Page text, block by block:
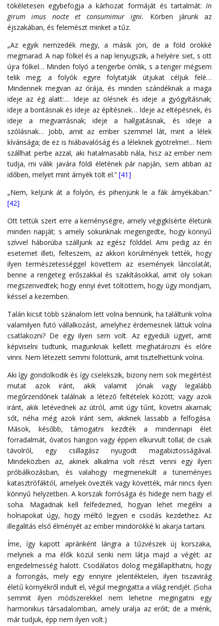
tökéletesen egybefogja a kárhozat formáját és tartalmát: In
girum imus nocte et consumimur igni.
Körben járunk az
éjszakában, és felemészt minket a tűz.
„Az egyik nemzedék megy, a másik jön, de a föld örökké
megmarad. A nap fölkel és a nap lenyugszik, a helyére siet, s ott
újra fölkel… Minden folyó a tengerbe ömlik, s a tenger mégsem
telik meg; a folyók egyre folytatják útjukat céljuk felé…
Mindennek megvan az órája, és minden szándéknak a maga
ideje az ég alatt:… Ideje az ölésnek és ideje a gyógyításnak;
ideje a bontásnak és ideje az építésnek… Ideje az eltépésnek, és
ideje a megvarrásnak; ideje a hallgatásnak, és ideje a
szólásnak… Jobb, amit az ember szemmel lát, mint a lélek
kívánsága; de ez is hiábavalóság és a léleknek gyötrelme!… Nem
szállhat perbe azzal, aki hatalmasabb nála, hisz az ember nem
tudja, mi válik javára földi életének pár napján, sem abban az
időben, melyet mint árnyék tölt el.” [41]
„Nem, keljünk át a folyón, és pihenjünk le a fák árnyékában.”
[42]
Ott tettük szert erre a keménységre, amely végigkísérte életünk
minden napját; s amely sokunknak megengedte, hogy könnyű
szívvel háborúba szálljunk az egész földdel. Ami pedig az én
esetemet illeti, felteszem, az akkori körülmények tették, hogy
ilyen természetességgel követtem az események láncolatát,
benne a rengeteg erőszakkal és szakításokkal, amit oly sokan
megszenvedtek; hogy ennyi évet töltöttem, hogy úgy mondjam,
késsel a kezemben.
Talán kicsit több szánalom lett volna bennünk, ha találtunk volna
valamilyen futó vállalkozást, amelyhez érdemesnek láttuk volna
csatlakozni? De egy ilyen sem volt. Az egyedüli ügyet, amit
képviselni tudtunk, magunknak kellett meghatározni és előre
vinni. Nem létezett semmi fölöttünk, amit tisztelhettünk volna.
Aki így gondolkodik és így cselekszik, bizony nem sok megértést
mutat azok iránt, akik valamit jónak vagy legalább
megőrzendőnek találnak a létező feltételek között; vagy azok
iránt, akik letévednek az útról, amit úgy tűnt, követni akarnak;
sőt, néha még azok iránt sem, akiknek lassabb a felfogása.
Mások, később, támogatni kezdték a mindennapi élet
forradalmát, óvatos hangon vagy éppen elkurvult tollal; de csak
távolról, egy csillagász nyugodt magabiztosságával.
Mindeközben az, akinek alkalma volt részt venni egy ilyen
próbálkozásban, és valahogy megmenekült a tüneményes
katasztrófáktól, amelyek övezték vagy követték, már nincs ilyen
könnyű helyzetben. A korszak forrósága és hidege nem hagy el
soha. Magadnak kell felfedezned, hogyan lehet megélni a
holnapokat úgy, hogy méltó legyen e csodás kezdethez. Az
illegalitás első élményét az ember mindörökké ki akarja tartani.
Íme, így kapott apránként lángra a tűzvészek új korszaka,
melynek a ma élők közül senki nem látja majd a végét: az
engedelmesség halott. Csodálatos dolog megállapíthatni, hogy
a forrongás, mely egy ennyire jelentéktelen, ilyen tiszavirág
életű környékről indult el, végül megingatta a világ rendjét. (Soha
semmit ilyen módszerekkel nem lehetne megingatni egy
harmonikus társadalomban, amely uralja az erőit; de a miénk,
már tudjuk, épp nem ilyen volt.)